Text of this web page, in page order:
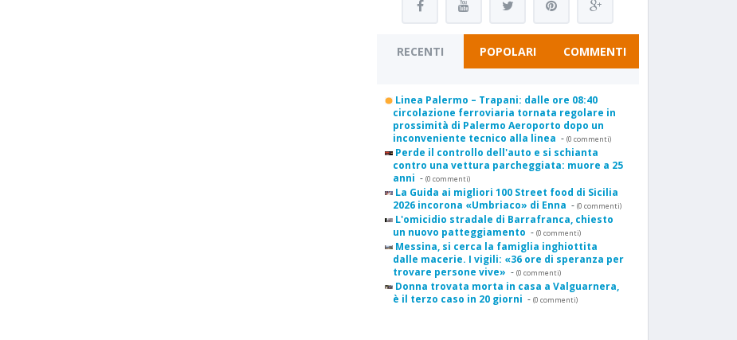
RECENTI POPOLARI COMMENTI
Linea Palermo – Trapani: dalle ore 08:40
circolazione ferroviaria tornata regolare in
prossimità di Palermo Aeroporto dopo un
inconveniente tecnico alla linea - (0 commenti)
Perde il controllo dell'auto e si schianta
contro una vettura parcheggiata: muore a 25
anni - (0 commenti)
La Guida ai migliori 100 Street food di Sicilia
2026 incorona «Umbriaco» di Enna - (0 commenti)
L'omicidio stradale di Barrafranca, chiesto
un nuovo patteggiamento - (0 commenti)
Messina, si cerca la famiglia inghiottita
dalle macerie. I vigili: «36 ore di speranza per
trovare persone vive» - (0 commenti)
Donna trovata morta in casa a Valguarnera,
è il terzo caso in 20 giorni - (0 commenti)